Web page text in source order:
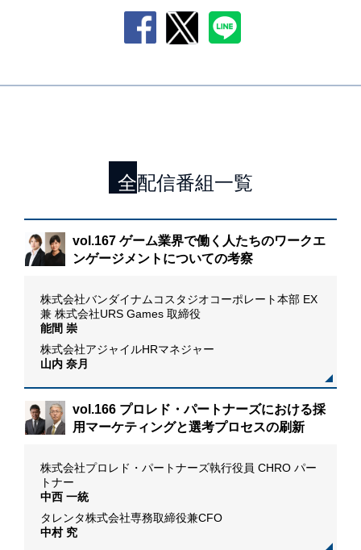
全配信番組一覧
vol.167 ゲーム業界で働く人たちのワークエ
ンゲージメントについての考察
株式会社バンダイナムコスタジオコーポレート本部 EX
兼 株式会社URS Games 取締役
能間 崇
株式会社アジャイルHRマネジャー
山内 奈月
vol.166 プロレド・パートナーズにおける採
用マーケティングと選考プロセスの刷新
株式会社プロレド・パートナーズ執行役員 CHRO パー
トナー
中西 一統
タレンタ株式会社専務取締役兼CFO
中村 究